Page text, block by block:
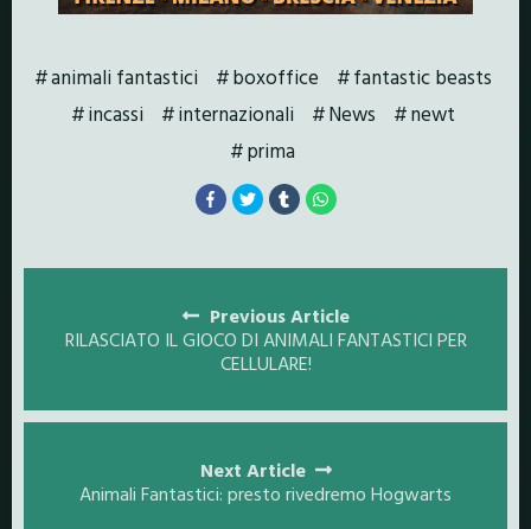
animali fantastici boxoffice
fantastic beasts
incassi
internazionali News
newt
prima
navigation
Previous Article
RILASCIATO IL GIOCO DI ANIMALI FANTASTICI PER
CELLULARE!
Next Article
Animali Fantastici: presto rivedremo Hogwarts